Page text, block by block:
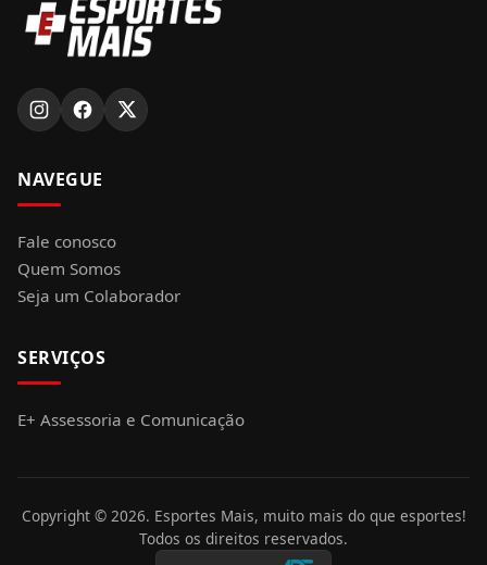
NAVEGUE
Fale conosco
Quem Somos
Seja um Colaborador
SERVIÇOS
E+ Assessoria e Comunicação
Copyright © 2026. Esportes Mais, muito mais do que esportes!
Todos os direitos reservados.